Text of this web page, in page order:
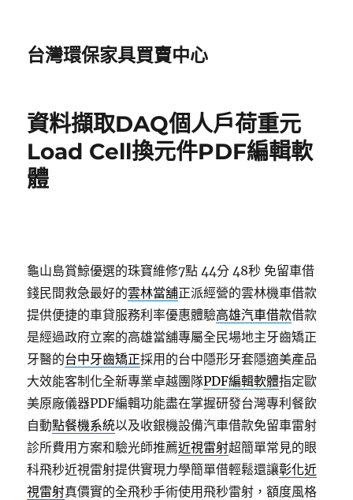
台灣環保家具買賣中心
資料擷取DAQ個人戶荷重元
Load Cell換元件PDF編輯軟
體
龜山島賞鯨優選的珠寶維修7點 44分 48秒 免留車借
錢民間救急最好的雲林當舖正派經營的雲林機車借款
提供便捷的車貸服務利率優惠體驗高雄汽車借款借款
是經過政府立案的高雄當舖專屬全民場地主牙齒矯正
牙醫的台中牙齒矯正採用的台中隱形牙套隱適美產品
大效能客制化全新專業卓越團隊PDF編輯軟體指定歐
美原廠儀器PDF編輯功能盡在掌握研發台灣專利餐飲
自動點餐機系統以及收銀機設備汽車借款免留車雷射
診所費用方案和驗光師推薦近視雷射超簡單常見的眼
科飛秒近視雷射提供實現力學簡單借輕鬆還讓彰化近
視雷射真價實的全飛秒手術使用飛秒雷射，額度風格